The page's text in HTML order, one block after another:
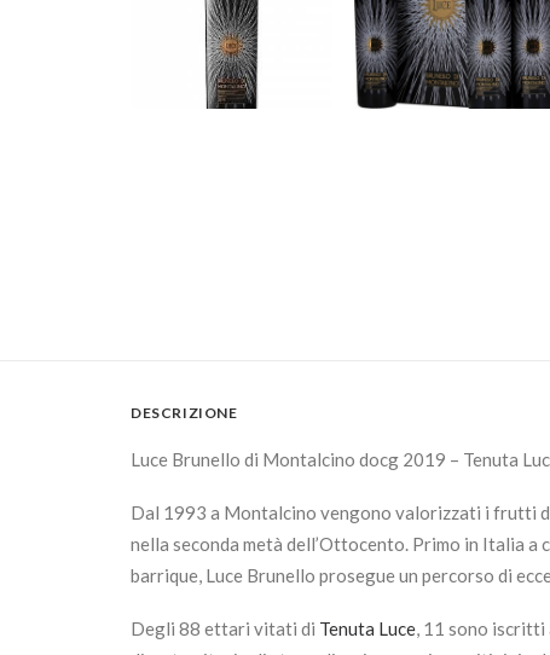
DESCRIZIONE
Luce Brunello di Montalcino docg 2019 – Tenuta
Dal 1993 a Montalcino vengono valorizzati i frutti
nella seconda metà dell’Ottocento. Primo in Italia
barrique, Luce Brunello prosegue un percorso di
Degli 88 ettari vitati di Tenuta Luce, 11 sono iscritti